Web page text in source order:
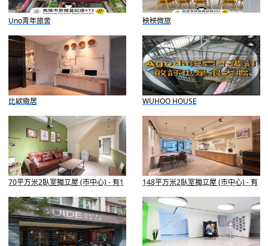
Uno青年旅舍 秧秧微旅
比歐緻居 WUHOO HOUSE
70平方米2臥室獨立屋 (市中心) - 有1
間私人浴室
148平方米2臥室獨立屋 (市中心) - 有
2間私人浴室